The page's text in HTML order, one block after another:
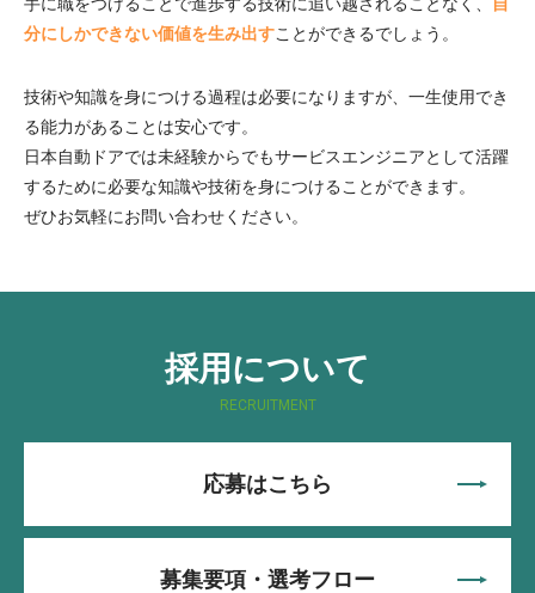
分にしかできない価値を生み出すことができるでしょう。
技術や知識を身につける過程は必要になりますが、一生使用でき
る能力があることは安心です。
日本自動ドアでは未経験からでもサービスエンジニアとして活躍
するために必要な知識や技術を身につけることができます。
ぜひお気軽にお問い合わせください。
採用について
RECRUITMENT
応募はこちら
募集要項・選考フロー